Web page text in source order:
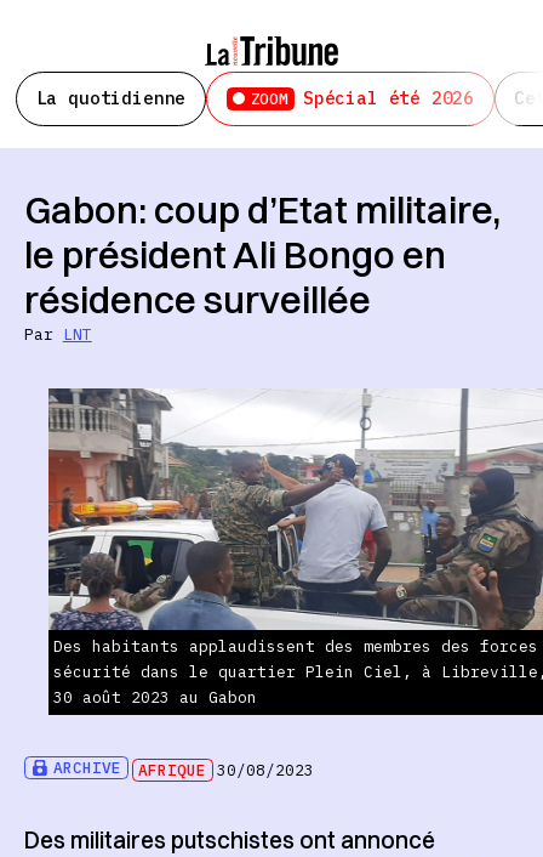
La quotidienne ZOOM Spécial été 2026
ARCHIVE AFRIQUE 30/08/2023
Gabon: coup d’Etat militaire,
le président Ali Bongo en
résidence surveillée
Par LNT
Des habitants applaudissent des membres des forces
sécurité dans le quartier Plein Ciel, à
30 août 2023 au Gabon
Des militaires putschistes ont annoncé